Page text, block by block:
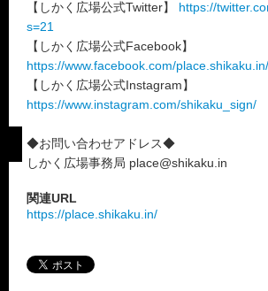
【しかく広場公式Twitter】 https://
s=21
【しかく広場公式Facebook】
https://www.facebook.com/place.shikaku.in/
【しかく広場公式Instagram】
https://www.instagram.com/shikaku_sign/
◆お問い合わせアドレス◆
しかく広場事務局 place@shikaku.in
関連URL
https://place.shikaku.in/